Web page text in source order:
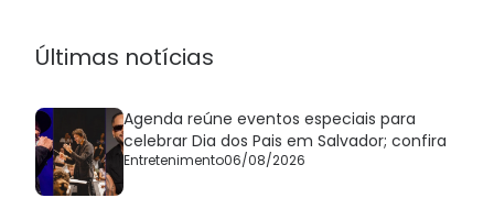
Últimas notícias
Agenda reúne eventos especiais para
celebrar Dia dos Pais em Salvador; confira
Entretenimento06/08/2026